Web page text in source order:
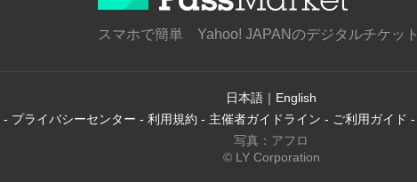
スマホで簡単 Yahoo! JAPANのデジタルチケット
日本語 ｜ English
- プライバシーセンター - 利用規約 - 主催者ガイドライン - ご利用ガイド -
写真：アフロ
© LY Corporation